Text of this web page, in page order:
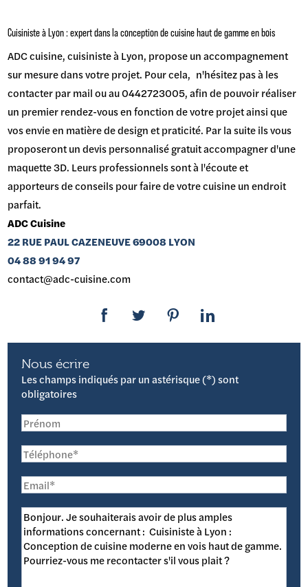
Cuisiniste à Lyon : expert dans la conception de cuisine haut de gamme en bois
ADC cuisine, cuisiniste à Lyon, propose un accompagnement
sur mesure dans votre projet. Pour cela, n'hésitez pas à les
contacter par mail ou au 0442723005, afin de pouvoir réaliser
un premier rendez-vous en fonction de votre projet ainsi que
vos envie en matière de design et praticité. Par la suite ils vous
proposeront un devis personnalisé gratuit accompagner d'une
maquette 3D. Leurs professionnels sont à l'écoute et
apporteurs de conseils pour faire de votre cuisine un endroit
parfait.
ADC Cuisine
22 RUE PAUL CAZENEUVE 69008 LYON
04 88 91 94 97
contact@adc-cuisine.com
Nous écrire
Les champs indiqués par un astérisque (*) sont
obligatoires